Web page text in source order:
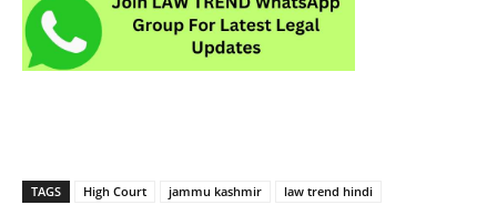
TAGS High Court jammu kashmir law trend hindi